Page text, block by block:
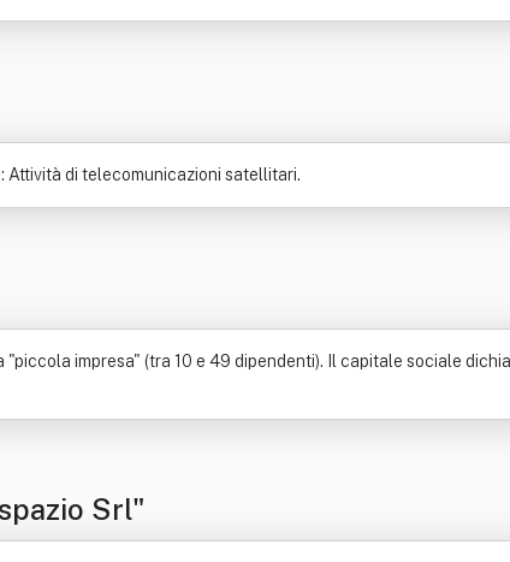
Attività di telecomunicazioni satellitari.
impresa" (tra 10 e 49 dipendenti). Il capitale sociale
Srl"